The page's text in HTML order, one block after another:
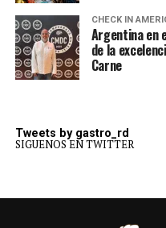
CHECK IN
Argentina en
de la
Carne
Tweets by gastro_rd
SIGUENOS EN TWITTER